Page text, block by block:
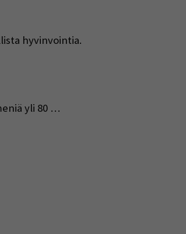
hyvinvointia.
yli 80 …